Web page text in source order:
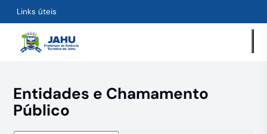
Links úteis
Entidades e Chamamento
Público